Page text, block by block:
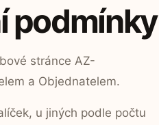
podmínky
stránce AZ-
a Objednatelem.
u jiných podle počtu